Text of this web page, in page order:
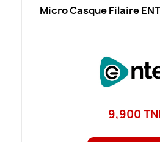
Micro Casque Filaire
9,900